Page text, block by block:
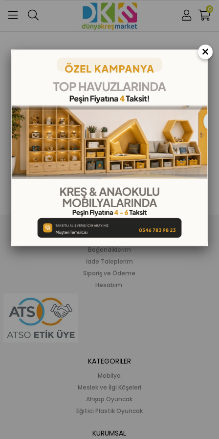
Google İle Bağlan
0
ALIŞVERİŞ BİLGİLERİ
Siparişlerim
Beğendiklerim
İade Taleplerim
Sipariş ve Ödeme
Hesabım
KATEGORİLER
Mobilya
Meslek ve İlgi Köşeleri
Ahşap Oyuncak
Eğitici Plastik Oyuncak
KURUMSAL
×